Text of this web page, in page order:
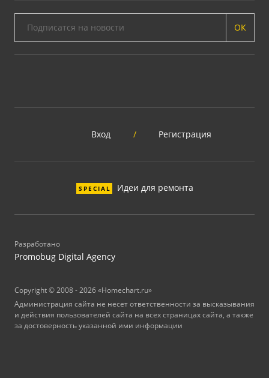
ОК
Вход / Регистрация
SPECIAL Идеи для ремонта
Разработано
Promobug Digital Agency
Copyright © 2008 - 2026 «Homechart.ru»
Администрация сайта не несет ответственности за высказывания
и действия пользователей сайта на всех страницах сайта, а также
за достоверность указанной ими информации